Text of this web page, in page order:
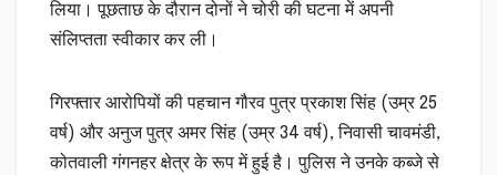
लिया। पूछताछ के दौरान दोनों ने चोरी की घटना में अपनी
संलिप्तता स्वीकार कर ली।
गिरफ्तार आरोपियों की पहचान गौरव पुत्र प्रकाश सिंह (उम्र 25
वर्ष) और अनुज पुत्र अमर सिंह (उम्र 34 वर्ष), निवासी चावमंडी,
कोतवाली गंगनहर क्षेत्र के रूप में हुई है। पुलिस ने उनके कब्जे से